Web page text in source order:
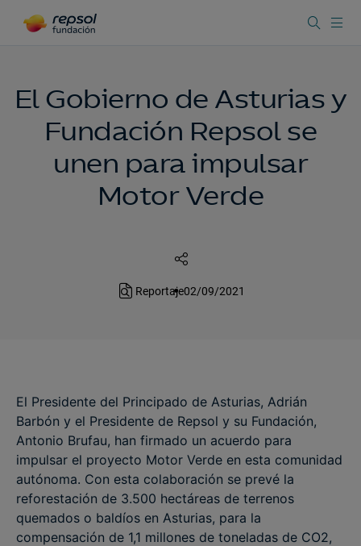
El Gobierno de Asturias y
Fundación Repsol se
unen para impulsar
Motor Verde
Reportaje02/09/2021
El Presidente del Principado de Asturias, Adrián
Barbón y el Presidente de Repsol y su Fundación,
Antonio Brufau, han firmado un acuerdo para
impulsar el proyecto Motor Verde en esta comunidad
autónoma. Con esta colaboración se prevé la
reforestación de 3.500 hectáreas de terrenos
quemados o baldíos en Asturias, para la
compensación de 1,1 millones de toneladas de CO2,